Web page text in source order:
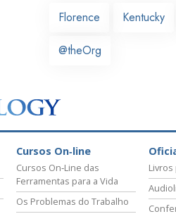
Florence
Kentucky
@theOrg
Cursos On‑line
Cursos On‑Line das
Ferramentas para a Vida
Os Problemas do Trabalho